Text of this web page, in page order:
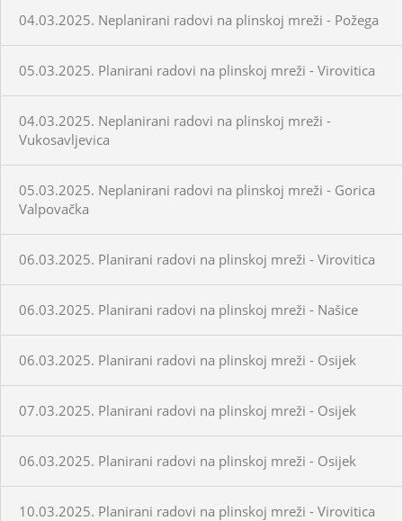
04.03.2025. Neplanirani radovi na plinskoj mreži - Požega
05.03.2025. Planirani radovi na plinskoj mreži - Virovitica
04.03.2025. Neplanirani radovi na plinskoj mreži -
Vukosavljevica
05.03.2025. Neplanirani radovi na plinskoj mreži - Gorica
Valpovačka
06.03.2025. Planirani radovi na plinskoj mreži - Virovitica
06.03.2025. Planirani radovi na plinskoj mreži - Našice
06.03.2025. Planirani radovi na plinskoj mreži - Osijek
07.03.2025. Planirani radovi na plinskoj mreži - Osijek
06.03.2025. Planirani radovi na plinskoj mreži - Osijek
10.03.2025. Planirani radovi na plinskoj mreži - Virovitica